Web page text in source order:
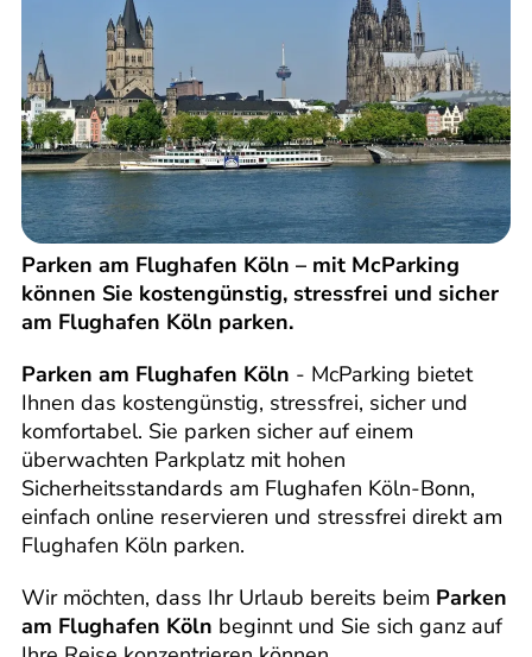
Parken am Flughafen Köln – mit McParking
können Sie kostengünstig, stressfrei und sicher
am Flughafen Köln parken.
Parken am Flughafen Köln - McParking bietet
Ihnen das kostengünstig, stressfrei, sicher und
komfortabel. Sie parken sicher auf einem
überwachten Parkplatz mit hohen
Sicherheitsstandards am Flughafen Köln-Bonn,
einfach online reservieren und stressfrei direkt am
Flughafen Köln parken.
Wir möchten, dass Ihr Urlaub bereits beim Parken
am Flughafen Köln beginnt und Sie sich ganz auf